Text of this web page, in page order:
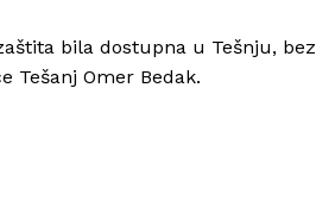
bila dostupna u Tešnju, bez
Tešanj Omer Bedak.